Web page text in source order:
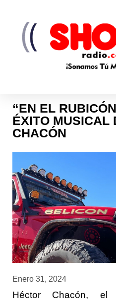
“EN EL
ÉXITO MUSICAL
CHACÓN
Enero 31, 2024
Héctor Chacón, el